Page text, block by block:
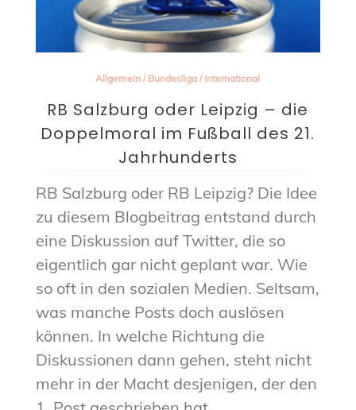
Allgemein / Bundesliga / International
RB Salzburg oder Leipzig – die
Doppelmoral im Fußball des 21.
Jahrhunderts
RB Salzburg oder RB Leipzig? Die Idee
zu diesem Blogbeitrag entstand durch
eine Diskussion auf Twitter, die so
eigentlich gar nicht geplant war. Wie
so oft in den sozialen Medien. Seltsam,
was manche Posts doch auslösen
können. In welche Richtung die
Diskussionen dann gehen, steht nicht
mehr in der Macht desjenigen, der den